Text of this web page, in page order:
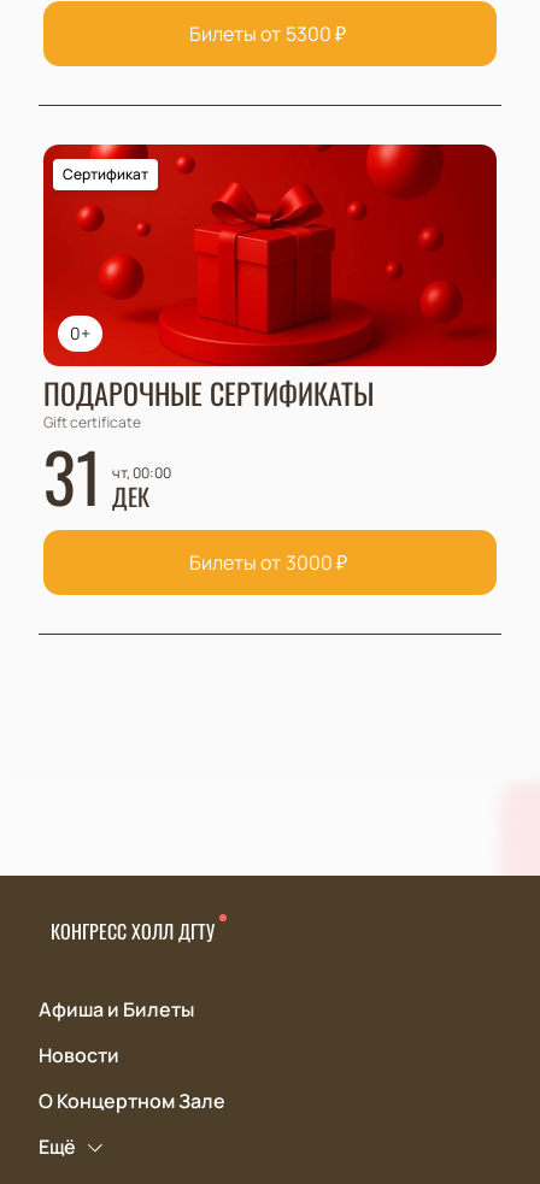
Билеты от 5300₽
0+
Сертификат
ПОДАРОЧНЫЕ СЕРТИФИКАТЫ
Gift certificate
31 чт, 00:00
ДЕК
Билеты от 3000₽
КОНГРЕСС ХОЛЛ ДГТУ
Афиша и Билеты
Новости
О Концертном Зале
Ещё